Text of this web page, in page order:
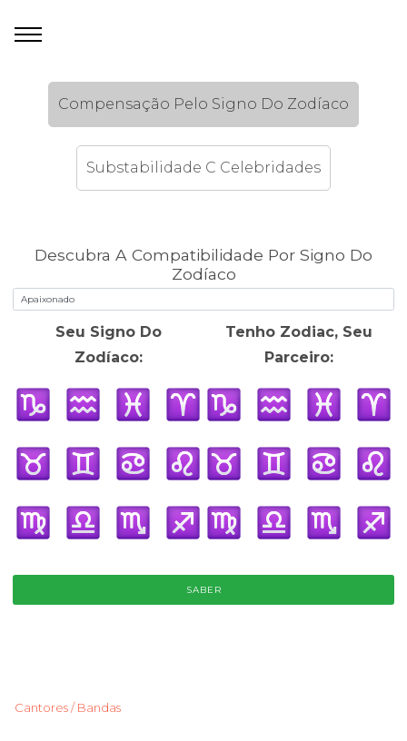
Compensação Pelo Signo Do Zodíaco
Substabilidade C Celebridades
Descubra A Compatibilidade Por Signo Do
Zodíaco
Seu Signo Do
Zodíaco:
Tenho Zodiac, Seu
Parceiro:
SABER
Cantores / Bandas